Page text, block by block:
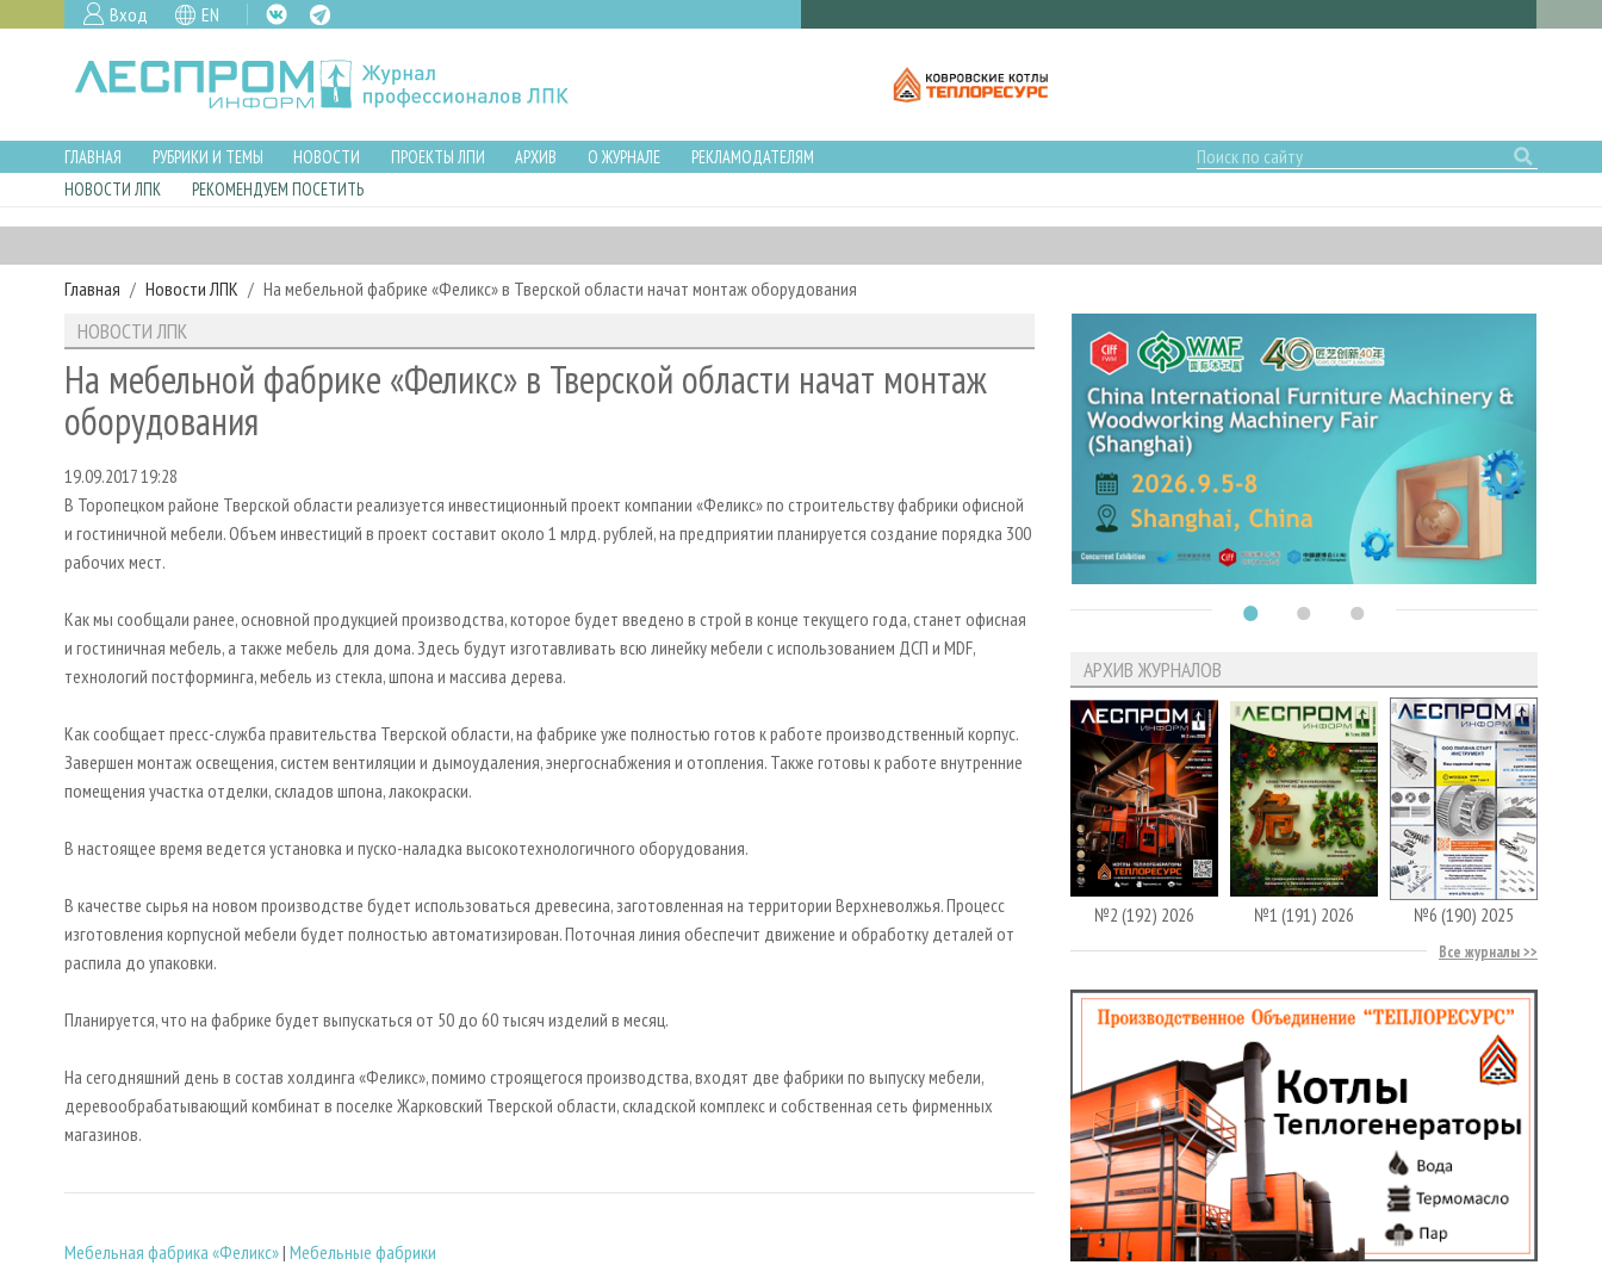
Вход EN
ГЛАВНАЯ РУБРИКИ И ТЕМЫ НОВОСТИ ПРОЕКТЫ ЛПИ АРХИВ О ЖУРНАЛЕ
РЕКЛАМОДАТЕЛЯМ
НОВОСТИ ЛПК
РЕКОМЕНДУЕМ ПОСЕТИТЬ
Главная Новости ЛПК На мебельной фабрике «Феликс» в Тверской области начат монтаж оборудования
НОВОСТИ ЛПК
На мебельной фабрике «Феликс» в Тверской области начат монтаж
оборудования
19.09.2017 19:28
В Торопецком районе Тверской области реализуется инвестиционный проект компании «Феликс» по строительству фабрики офисной
и гостиничной мебели. Объем инвестиций в проект составит около 1 млрд. рублей, на предприятии планируется создание порядка 300
рабочих мест.
Как мы сообщали ранее, основной продукцией производства, которое будет введено в строй в конце текущего года, станет офисная
и гостиничная мебель, а также мебель для дома. Здесь будут изготавливать всю линейку мебели с использованием ДСП и MDF,
технологий постформинга, мебель из стекла, шпона и массива дерева.
Как сообщает пресс-служба правительства Тверской области, на фабрике уже полностью готов к работе производственный корпус.
Завершен монтаж освещения, систем вентиляции и дымоудаления, энергоснабжения и отопления. Также готовы к работе внутренние
помещения участка отделки, складов шпона, лакокраски.
В настоящее время ведется установка и пуско-наладка высокотехнологичного оборудования.
В качестве сырья на новом производстве будет использоваться древесина, заготовленная на территории Верхневолжья. Процесс
изготовления корпусной мебели будет полностью автоматизирован. Поточная линия обеспечит движение и обработку деталей от
распила до упаковки.
Планируется, что на фабрике будет выпускаться от 50 до 60 тысяч изделий в месяц.
На сегодняшний день в состав холдинга «Феликс», помимо строящегося производства, входят две фабрики по выпуску мебели,
деревообрабатывающий комбинат в поселке Жарковский Тверской области, складской комплекс и собственная сеть фирменных
магазинов.
Мебельная фабрика «Феликс»| Мебельные фабрики
АРХИВ ЖУРНАЛОВ
№2 (192) 2026 №1 (191) 2026 №6 (190) 2025
Все журналы